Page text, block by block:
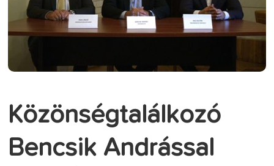
Közönségtalálkozó
Bencsik Andrással